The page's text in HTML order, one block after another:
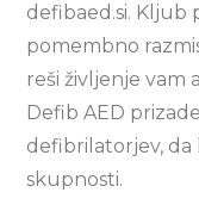
defibaed.si. Kljub
pomembno
reši življenje vam
Defib AED
defibrilatorjev, da
skupnosti.